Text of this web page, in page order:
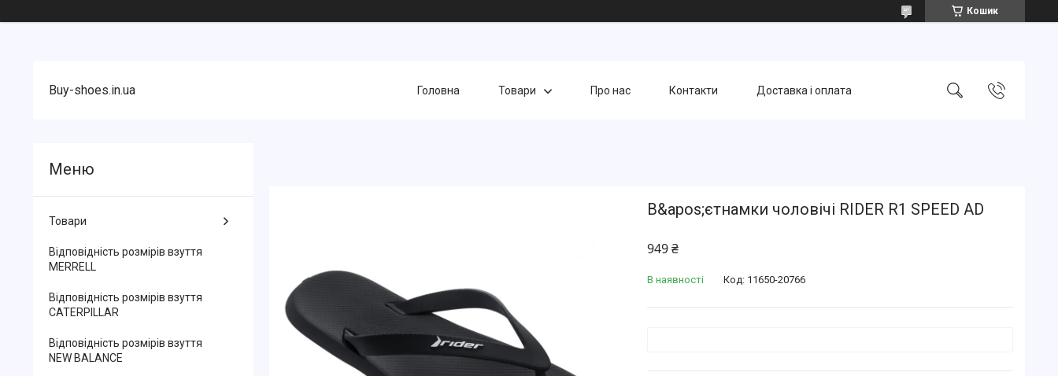
Кошик
Buy-shoes.in.ua Головна Товари Про нас Контакти Доставка і оплата
В&apos;єтнамки чоловічі RIDER R1 SPEED AD
949 ₴
В наявності Код: 11650-20766
Товари
Відповідність розмірів взуття
MERRELL
Відповідність розмірів взуття
CATERPILLAR
Відповідність розмірів взуття
NEW BALANCE